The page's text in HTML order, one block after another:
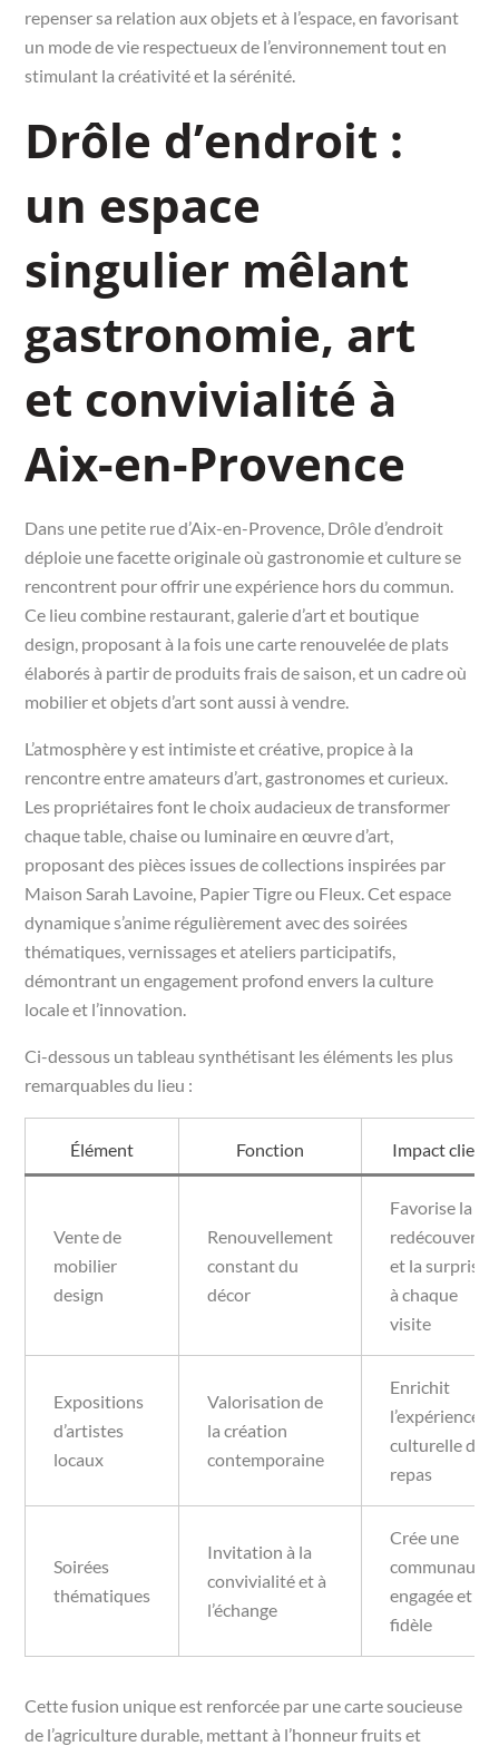
repenser sa relation aux objets et à l’espace, en favorisant
un mode de vie respectueux de l’environnement tout en
stimulant la créativité et la sérénité.
Drôle d’endroit :
un espace
singulier mêlant
gastronomie, art
et convivialité à
Aix-en-Provence
Dans une petite rue d’Aix-en-Provence, Drôle d’endroit
déploie une facette originale où gastronomie et culture se
rencontrent pour offrir une expérience hors du commun.
Ce lieu combine restaurant, galerie d’art et boutique
design, proposant à la fois une carte renouvelée de plats
élaborés à partir de produits frais de saison, et un cadre où
mobilier et objets d’art sont aussi à vendre.
L’atmosphère y est intimiste et créative, propice à la
rencontre entre amateurs d’art, gastronomes et curieux.
Les propriétaires font le choix audacieux de transformer
chaque table, chaise ou luminaire en œuvre d’art,
proposant des pièces issues de collections inspirées par
Maison Sarah Lavoine, Papier Tigre ou Fleux. Cet espace
dynamique s’anime régulièrement avec des soirées
thématiques, vernissages et ateliers participatifs,
démontrant un engagement profond envers la culture
locale et l’innovation.
Ci-dessous un tableau synthétisant les éléments les plus
remarquables du lieu :
Élément Fonction Impact client
Vente de
mobilier
design
Renouvellement
constant du
décor
Favorise la
redécouverte
et la surprise
à chaque
visite
Expositions
d’artistes
locaux
Valorisation de
la création
contemporaine
Enrichit
l’expérience
culturelle du
repas
Soirées
thématiques
Invitation à la
convivialité et à
l’échange
Crée une
communauté
engagée et
fidèle
Cette fusion unique est renforcée par une carte soucieuse
de l’agriculture durable, mettant à l’honneur fruits et